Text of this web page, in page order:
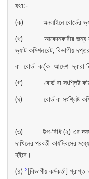
যথা:-
(ক) অনলাইনে বোর্ডের ভ্যাট
(খ) আবেদনকারীর জন্য
ভ্যাট কমিশনারেট, বিভাগীয় দপ্তর
বা বোর্ড কর্তৃক আদেশ দ্বারা
(গ) বোর্ড বা সংশ্লিষ্ট
(ঘ) বোর্ড বা সংশ্লিষ্ট
(৩) উপ-বিধি (২) এর দফা
দাখিলের পরবর্তী কার্যদিবসের
হইবে।
(৪) 2 [বিভাগীয় কর্মকর্তা]